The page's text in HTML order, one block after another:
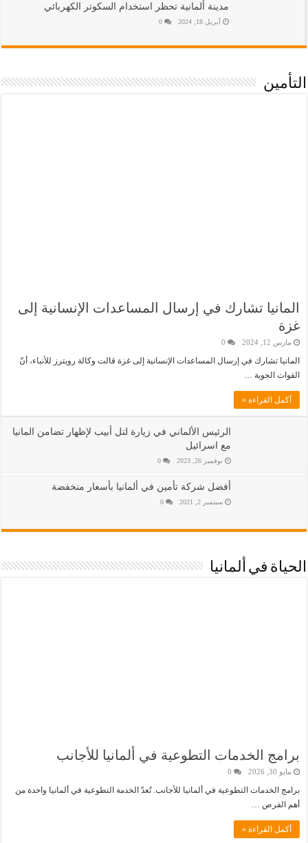
مدينة ألمانية تحظر استخدام السكوتر الكهربائي
أبريل 18, 2024 0
التأمين
المانيا تشارك في إرسال المساعدات الإنسانية إلى
غزة
مارس 12, 2024 0
المانيا تشارك في إرسال المساعدات الإنسانية إلى غزة قالت وكالة رويترز للأنباء، أنّ
القوات الجوية …
أكمل القراءة »
الرئيس الألماني في زيارة لتل أبيب لإظهار تضامن المانيا
مع اسرائيل
نوفمبر 26, 2023 0
أفضل شركة تأمين في ألمانيا بأسعار منخفضة
سبتمبر 2, 2021 0
الحياة في ألمانيا
برامج الخدمات التطوعية في ألمانيا للأجانب
مايو 30, 2026 0
برامج الخدمات التطوعية في ألمانيا للأجانب. تُعدّ الخدمة التطوعية في ألمانيا واحدة من
أهم الفرص …
أكمل القراءة »